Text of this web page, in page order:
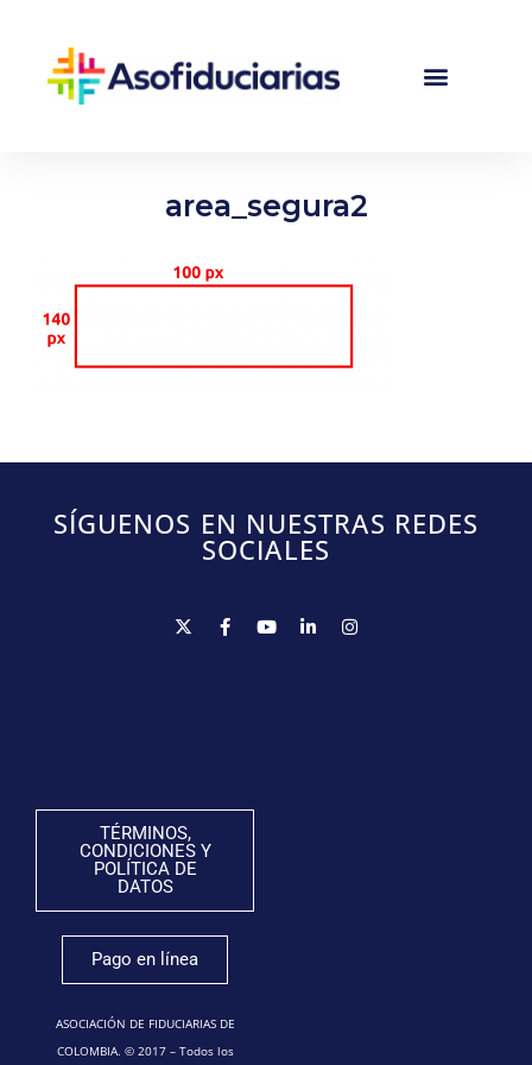
area_segura2
SÍGUENOS EN NUESTRAS REDES
SOCIALES
TÉRMINOS,
CONDICIONES Y
POLÍTICA DE
DATOS
Pago en línea
ASOCIACIÓN DE FIDUCIARIAS DE
COLOMBIA. © 2017 – Todos los